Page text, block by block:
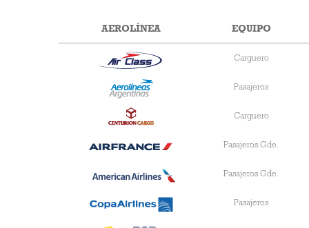
AEROLÍNEA EQUIPO
Carguero
Pasajeros
Carguero
Pasajeros Gde.
Pasajeros Gde.
Pasajeros